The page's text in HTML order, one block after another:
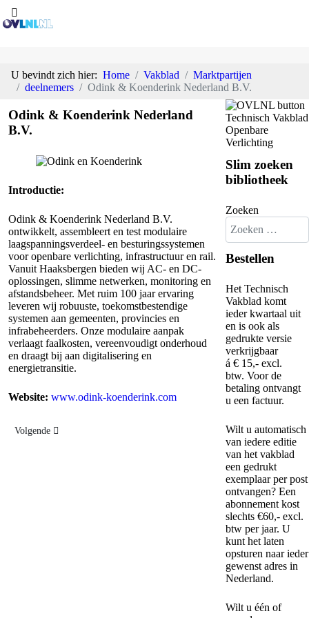
U bevindt zich hier: Home Vakblad
Marktpartijen
deelnemers
Odink & Koenderink Nederland B.V.
Odink & Koenderink Nederland
B.V.
Introductie:
Odink & Koenderink Nederland B.V.
ontwikkelt, assembleert en test modulaire
laagspanningsverdeel- en besturingssystemen
voor openbare verlichting, infrastructuur en rail.
Vanuit Haaksbergen bieden wij AC- en DC-
oplossingen, slimme netwerken, monitoring en
afstandsbeheer. Met ruim 100 jaar ervaring
leveren wij robuuste, toekomstbestendige
systemen aan gemeenten, provincies en
infrabeheerders. Onze modulaire aanpak
verlaagt faalkosten, vereenvoudigt onderhoud
en draagt bij aan digitalisering en
energietransitie.
Website: www.odink-koenderink.com
Volgende artikel: Litecert
Volgende
Slim zoeken
bibliotheek
Zoeken
Bestellen
Het Technisch
Vakblad komt
ieder kwartaal uit
en is ook als
gedrukte versie
verkrijgbaar
á € 15,- excl.
btw. Voor de
betaling ontvangt
u een factuur.
Wilt u automatisch
van iedere editie
van het vakblad
een gedrukt
exemplaar per post
ontvangen? Een
abonnement kost
slechts €60,- excl.
btw per jaar. U
kunt het laten
opsturen naar ieder
gewenst adres in
Nederland.
Wilt u één of